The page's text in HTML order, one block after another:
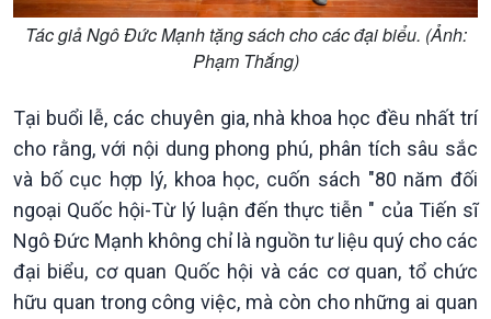
Dòng chảy sự kiện
Đối thoại
Diễn đàn chủ nhật
Tác giả Ngô Đức Mạnh tặng sách cho các đại biểu. (Ảnh:
Phạm Thắng)
Tại buổi lễ, các chuyên gia, nhà khoa học đều nhất trí
cho rằng, với nội dung phong phú, phân tích sâu sắc
và bố cục hợp lý, khoa học, cuốn sách "80 năm đối
ngoại Quốc hội-Từ lý luận đến thực tiễn " của Tiến sĩ
Ngô Đức Mạnh không chỉ là nguồn tư liệu quý cho các
đại biểu, cơ quan Quốc hội và các cơ quan, tổ chức
hữu quan trong công việc, mà còn cho những ai quan